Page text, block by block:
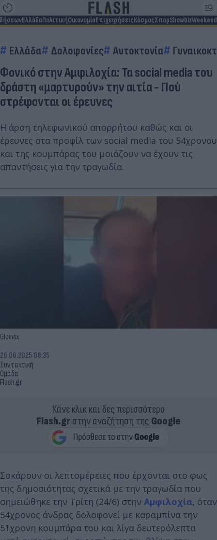
ΕλλάδαΠολιτικήΟικονομίαΕπιχειρήσειςΚόσμοςΣπορShowbizWeekend
Ελλάδα Δολοφονίες Αυτοκτονία
Φονικό στην Αμφιλοχία: Τα social media του
δράστη «μαρτυρούν» την αιτία - Πού
στρέφονται οι έρευνες
Η άρση τηλεφωνικού απορρήτου καθώς και οι
έρευνες στα προφίλ των social media του 54χρονου
και της κουμπάρας του μοιάζουν να έχουν τις
απαντήσεις για την τραγωδία.
Glomex
Συντακτική
Ομάδα
Flash.gr
26.06.2025 08:35
Κάνε κλικ και δες περισσότερο
Flash.grστην αναζήτηση της Google
Σοκάρουν οι λεπτομέρειες που έρχονται στο φως
της δημοσιότητας σχετικά με την τραγωδία που
σημειώθηκε την Τρίτη (24/6) στην Αμφιλοχία, όταν
54χρονος άνδρας δολοφονεί με καραμπίνα την
51χρονη κουμπάρα του και λίγα δευτερόλεπτα